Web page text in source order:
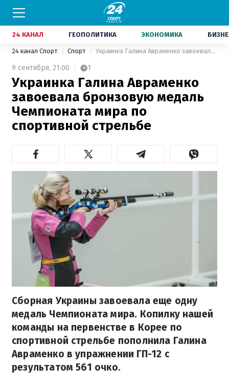
24 КАНАЛ ГЕОПОЛИТИКА ЭКОНОМИКА
24 канал Спорт Спорт Украинка Галина Авраменко завоевала бронзовую медаль Чемпионата мира по спортивной стрельбе
9 сентября, 21:00 1
Украинка Галина Авраменко
завоевала бронзовую медаль
Чемпионата мира по
спортивной стрельбе
Сборная Украины завоевала еще одну
медаль Чемпионата мира. Копилку нашей
команды на первенстве в Корее по
спортивной стрельбе пополнила Галина
Авраменко в упражнении ГП-12 с
результатом 561 очко.